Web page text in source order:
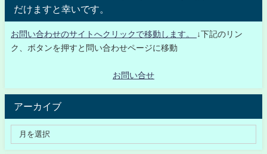
だけますと幸いです。
お問い合わせのサイトへクリックで移動します。
↓下記のリン
ク、ボタンを押すと問い合わせページに移動
お問い合せ
アーカイブ